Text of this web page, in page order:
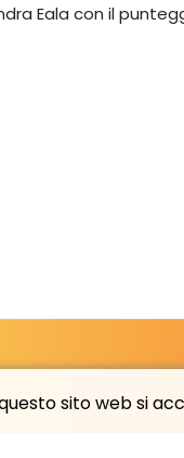
sito web si
Eala con il